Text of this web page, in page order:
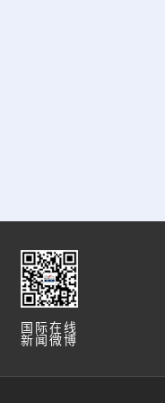
国际在线
新闻微博